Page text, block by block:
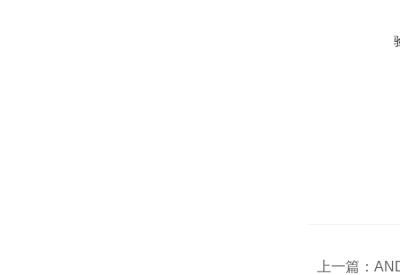
上一篇：